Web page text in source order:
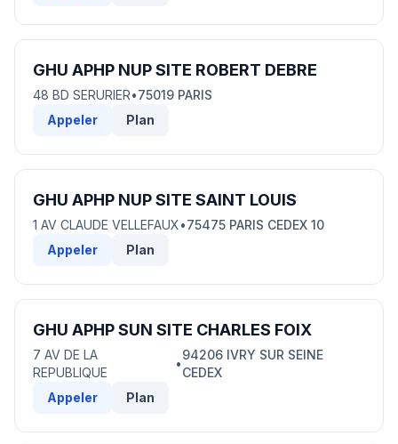
GHU APHP NUP SITE ROBERT DEBRE
48 BD SERURIER•75019 PARIS
Appeler
Plan
GHU APHP NUP SITE SAINT LOUIS
1 AV CLAUDE VELLEFAUX•75475 PARIS CEDEX 10
Appeler
Plan
GHU APHP SUN SITE CHARLES FOIX
7 AV DE LA
REPUBLIQUE
•
94206 IVRY SUR SEINE
CEDEX
Appeler
Plan